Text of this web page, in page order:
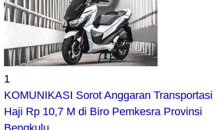
1
KOMUNIKASI Sorot Anggaran Transportasi
Haji Rp 10,7 M di Biro Pemkesra Provinsi